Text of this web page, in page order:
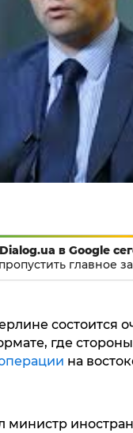
в Google
главное
состоится
где
на
министр